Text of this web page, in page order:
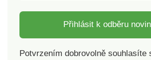
Přihlásit k odběru
Potvrzením dobrovolně souhlasíte